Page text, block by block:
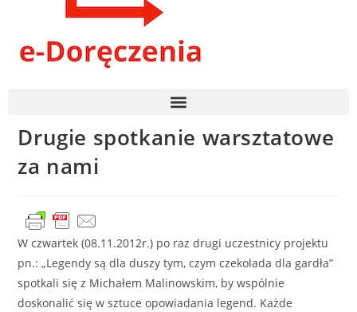
Drugie spotkanie warsztatowe
za nami
W czwartek (08.11.2012r.) po raz drugi uczestnicy projektu
pn.: „Legendy są dla duszy tym, czym czekolada dla gardła”
spotkali się z Michałem Malinowskim, by wspólnie
doskonalić się w sztuce opowiadania legend. Każde